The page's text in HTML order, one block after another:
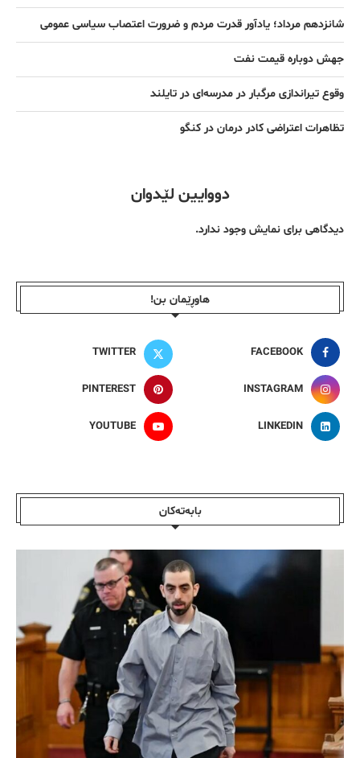
شانزدهم مرداد؛ یادآور قدرت مردم و ضرورت اعتصاب سیاسی عمومی
جهش دوباره قیمت نفت
وقوع تیراندازی مرگبار در مدرسه‌ای در تایلند
تظاهرات اعتراضی کادر درمان در کنگو
دووایین لێدوان
دیدگاهی برای نمایش وجود ندارد.
هاوڕێمان بن!
FACEBOOK
TWITTER
INSTAGRAM
PINTEREST
LINKEDIN
YOUTUBE
بابەتەکان